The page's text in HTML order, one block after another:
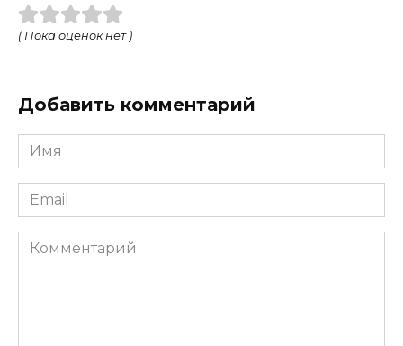
( Пока оценок нет )
Добавить комментарий
Имя
*
Email
*
Комментарий